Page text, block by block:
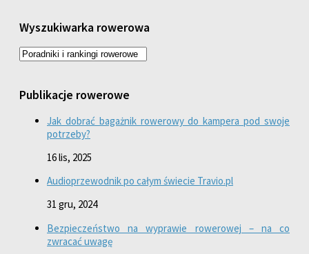
Wyszukiwarka rowerowa
Publikacje rowerowe
Jak dobrać bagażnik rowerowy do kampera pod swoje
potrzeby?
16 lis, 2025
Audioprzewodnik po całym świecie Travio.pl
31 gru, 2024
Bezpieczeństwo na wyprawie rowerowej – na co
zwracać uwagę